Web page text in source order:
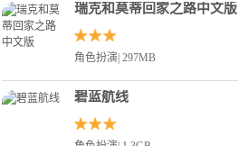
瑞克和莫蒂回家之路中文版
角色扮演| 297MB
碧蓝航线